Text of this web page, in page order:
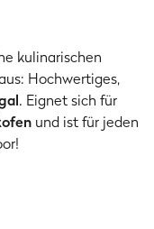
kulinarischen
Hochwertiges,
. Eignet sich für
und ist für jeden